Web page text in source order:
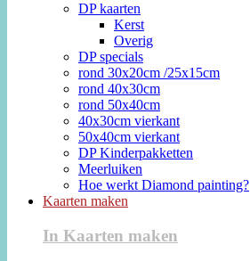
DP kaarten
Kerst
Overig
DP specials
rond 30x20cm /25x15cm
rond 40x30cm
rond 50x40cm
40x30cm vierkant
50x40cm vierkant
DP Kinderpakketten
Meerluiken
Hoe werkt Diamond painting?
Kaarten maken
In Kaarten maken